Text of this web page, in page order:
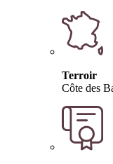
Terroir
Côte des